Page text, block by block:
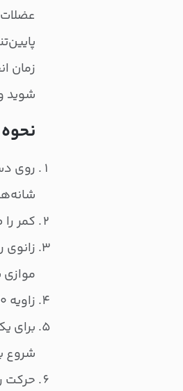
زمان
شوید
روی
کمر
زانوی
زاویه ۹۰ درجه بین ران و ساق پا حفظ شود.
برای
شروع
حرکت